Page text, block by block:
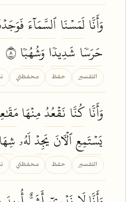
وَأَنَّا لَمَسۡنَاٱلسَّمَآءَ
حَرَسٗا شَدِيدٗا وَشُهُبٗا
التفسير حفظ محفظتي
وَأَنَّاكُنَّا نَقۡعُدُمِنۡهَا
يَسۡتَمِعِٱلۡأٓنَ يَجِدۡلَهُۥ
التفسير حفظ محفظتي